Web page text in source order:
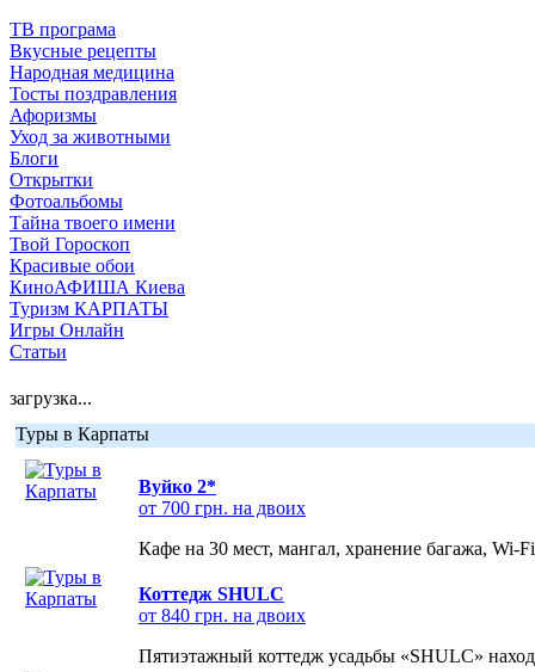
ТВ програма
Вкусные рецепты
Народная медицина
Тосты поздравления
Афоризмы
Уход за животными
Блоги
Открытки
Фотоальбомы
Тайна твоего имени
Твой Гороскоп
Красивые обои
КиноАФИША Киева
Туризм КАРПАТЫ
Игры Онлайн
Статьи
загрузка...
Туры в Карпаты
Вуйко 2*
от 700 грн. на двоих
Кафе на 30 мест, мангал, хранение багажа, Wi-
Коттедж SHULC
от 840 грн. на двоих
Пятиэтажный коттедж усадьбы «SHULC»